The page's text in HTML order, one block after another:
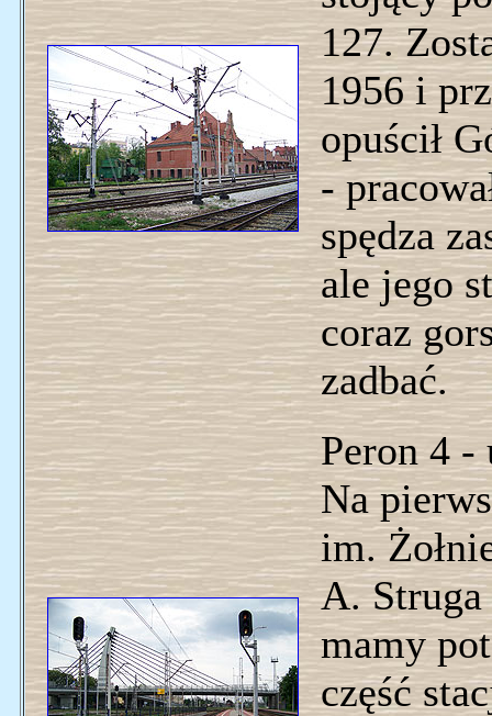
127.
1956 i
opuścił
-
spędza
ale jego
coraz
zadbać.
Peron 4
Na
im.
A.
mamy
część